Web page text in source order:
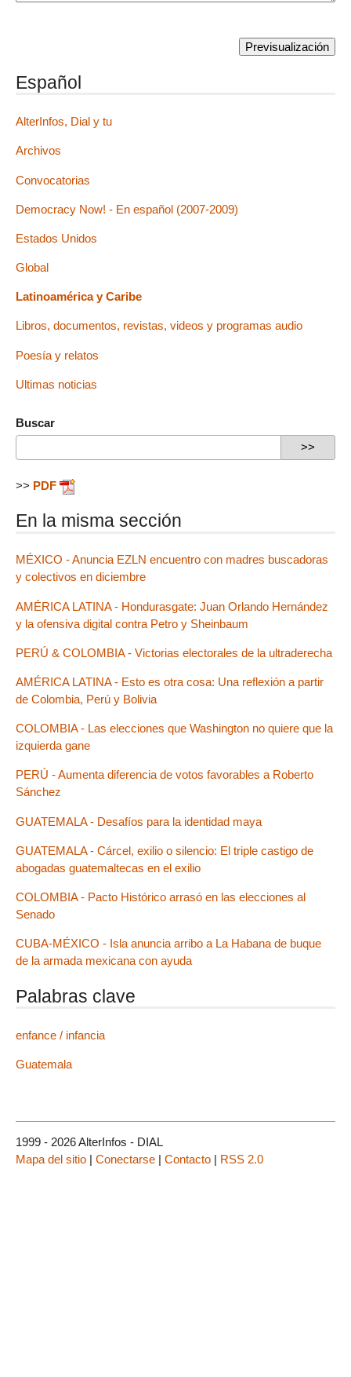
Español
AlterInfos, Dial y tu
Archivos
Convocatorias
Democracy Now! - En español (2007-2009)
Estados Unidos
Global
Latinoamérica y Caribe
Libros, documentos, revistas, videos y programas audio
Poesía y relatos
Ultimas noticias
Buscar
>> PDF
En la misma sección
MÉXICO - Anuncia EZLN encuentro con madres buscadoras
y colectivos en diciembre
AMÉRICA LATINA - Hondurasgate: Juan Orlando Hernández
y la ofensiva digital contra Petro y Sheinbaum
PERÚ & COLOMBIA - Victorias electorales de la ultraderecha
AMÉRICA LATINA - Esto es otra cosa: Una reflexión a partir
de Colombia, Perú y Bolivia
COLOMBIA - Las elecciones que Washington no quiere que la
izquierda gane
PERÚ - Aumenta diferencia de votos favorables a Roberto
Sánchez
GUATEMALA - Desafíos para la identidad maya
GUATEMALA - Cárcel, exilio o silencio: El triple castigo de
abogadas guatemaltecas en el exilio
COLOMBIA - Pacto Histórico arrasó en las elecciones al
Senado
CUBA-MÉXICO - Isla anuncia arribo a La Habana de buque
de la armada mexicana con ayuda
Palabras clave
enfance / infancia
Guatemala
1999 - 2026 AlterInfos - DIAL
Mapa del sitio | Conectarse | Contacto | RSS 2.0